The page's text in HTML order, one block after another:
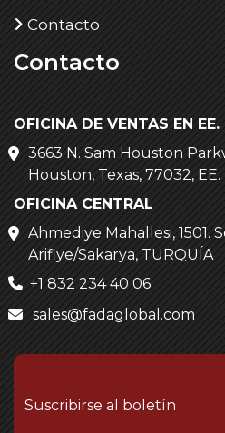
Contacto
Contacto
OFICINA DE VENTAS EN EE.
3663 N. Sam Houston
Houston, Texas, 77032, EE.
OFICINA CENTRAL
Ahmediye Mahallesi, 1501.
Arifiye/Sakarya, TURQUÍA
+1 832 234 40 06
sales@fadaglobal.com
Suscribirse al boletín